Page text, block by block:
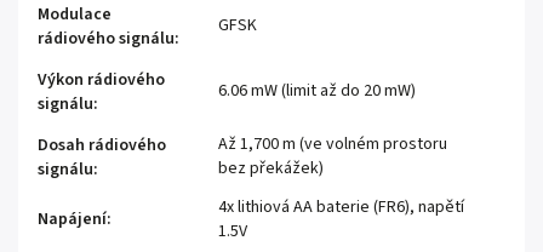
Modulace
rádiového signálu:
GFSK
Výkon rádiového
signálu:
6.06 mW (limit až do 20 mW)
Dosah rádiového
signálu:
Až 1,700 m (ve volném prostoru
bez překážek)
Napájení:
4x lithiová AA baterie (FR6), napětí
1.5V